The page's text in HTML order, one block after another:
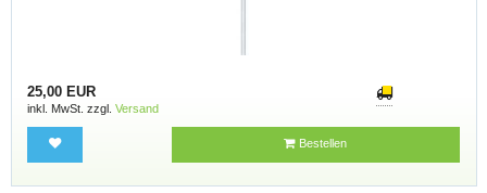
25,00 EUR
inkl. MwSt. zzgl. Versand
Bestellen